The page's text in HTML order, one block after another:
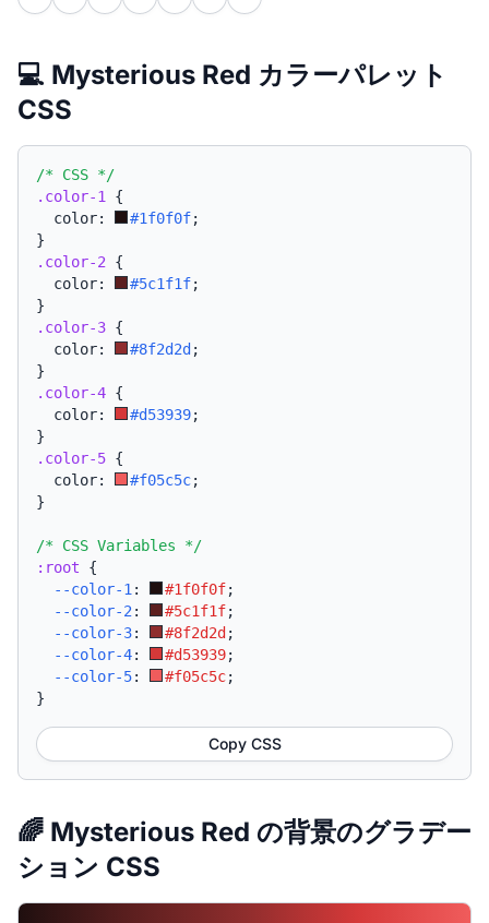
💻 Mysterious Red カラーパレット
CSS
/* CSS */
.color-1
{
  color:
#1f0f0f;
}
.color-2 {
  color:
#5c1f1f;
}
.color-3 {
  color:
#8f2d2d ;
}
.color-4 {
  color:
#d53939;
}
.color-5 {
  color:
#f05c5c;
}
/* CSS Variables */
:root {
--color-1 : #1f0f0f;
--color-2 : #5c1f1f;
--color-3: #8f2d2d ;
--color-4: #d53939;
--color-5: #f05c5c;
}
Copy CSS
🌈 Mysterious Red の背景のグラデー
ション CSS